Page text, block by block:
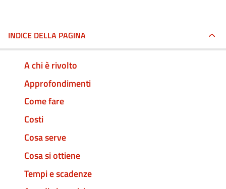
INDICE DELLA PAGINA
A chi è rivolto
Approfondimenti
Come fare
Costi
Cosa serve
Cosa si ottiene
Tempi e scadenze